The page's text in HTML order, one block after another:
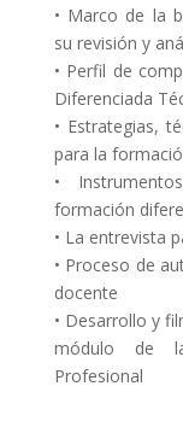
• Marco de la
su revisión y
• Perfil de
Diferenciada
• Estrategias,
para la
•
formación
• La entrevista
• Proceso de
docente
• Desarrollo y
módulo de
Profesional